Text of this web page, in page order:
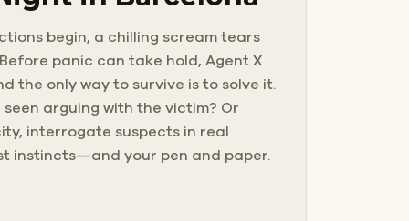
begin, a chilling scream tears
panic can take hold, Agent X
the only way to survive is to solve it.
arguing with the victim? Or
interrogate suspects in real
instincts—and your pen and paper.